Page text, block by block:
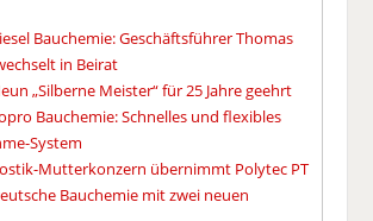
Bauchemie: Geschäftsführer Thomas
in Beirat
„Silberne Meister“ für 25 Jahre geehrt
Bauchemie: Schnelles und flexibles
System
Mutterkonzern übernimmt Polytec PT
Bauchemie mit zwei neuen